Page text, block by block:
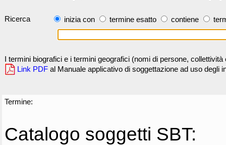
Ricerca inizia con termine esatto contiene
I termini biografici e i termini geografici (nomi di persone,
Link PDF al Manuale applicativo di soggettazione ad uso degli
Termine:
Catalogo soggetti SBT: